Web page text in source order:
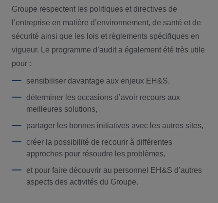
Groupe respectent les politiques et directives de
l’entreprise en matière d’environnement, de santé et de
sécurité ainsi que les lois et règlements spécifiques en
vigueur. Le programme d’audit a également été très utile
pour :
sensibiliser davantage aux enjeux EH&S,
déterminer les occasions d’avoir recours aux
meilleures solutions,
partager les bonnes initiatives avec les autres sites,
créer la possibilité de recourir à différentes
approches pour résoudre les problèmes,
et pour faire découvrir au personnel EH&S d’autres
aspects des activités du Groupe.